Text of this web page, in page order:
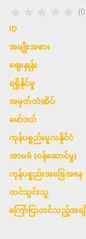
ID
အမျိုးအစား
ဈေးနှုန်း
ရရှိနိုင်မှု
အမှတ်တံဆိပ်
မော်ဒယ်
ကုန်ပစ္စည်းမူလနိုင်ငံ
အာမခံ (ဝန်ဆောင်မှု)
ကုန်ပစ္စည်းအခြေအနေ
တင်သွင်းသူ
ကြော်ငြာတင်သည့်အချိ